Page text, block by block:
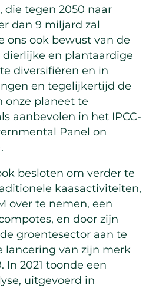
die tegen 2050 naar
dan 9 miljard zal
ons ook bewust van de
dierlijke en plantaardige
diversifiëren en in
en tegelijkertijd de
onze planeet te
aanbevolen in het IPCC-
Panel on
besloten om verder te
kaasactiviteiten,
over te nemen, een
en door zijn
groentesector aan te
lancering van zijn merk
In 2021 toonde een
uitgevoerd in